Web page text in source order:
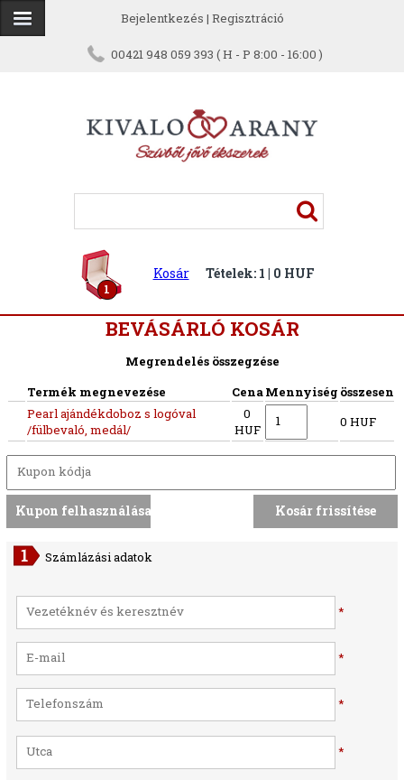
Bejelentkezés | Regisztráció
00421 948 059 393 ( H - P 8:00 - 16:00 )
1
Kosár Tételek: 1 | 0 HUF
BEVÁSÁRLÓ KOSÁR
Megrendelés összegzése
Termék megnevezése
CenaMennyiség összesen
Pearl ajándékdoboz s logóval
/fülbevaló, medál/
0
HUF
0 HUF
Számlázási adatok
*
*
*
*